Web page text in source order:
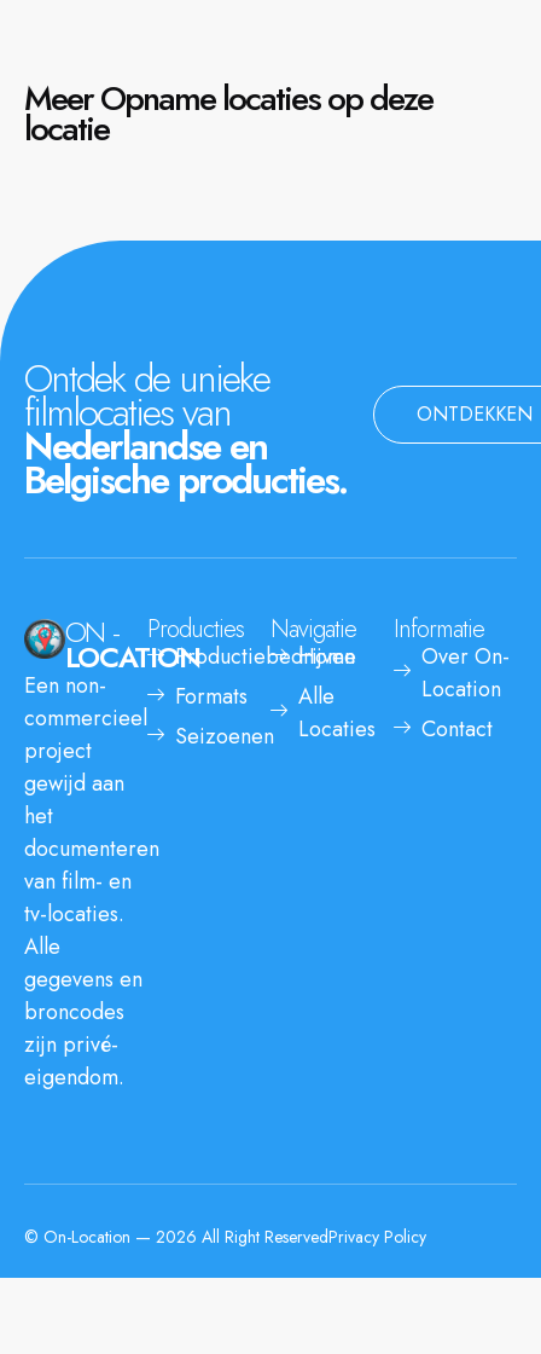
Meer Opname locaties op deze
locatie
Ontdek de unieke
filmlocaties van
Nederlandse en
Belgische producties.
ONTDEKKEN
ON -
LOCATION
Een non-
commercieel
project
gewijd aan
het
documenteren
van film- en
tv-locaties.
Alle
gegevens en
broncodes
zijn privé-
eigendom.
Producties
Productiebedrijven
Formats
Seizoenen
Navigatie
Home
Alle
Locaties
Informatie
Over On-
Location
Contact
© On-Location — 2026 All Right ReservedPrivacy Policy